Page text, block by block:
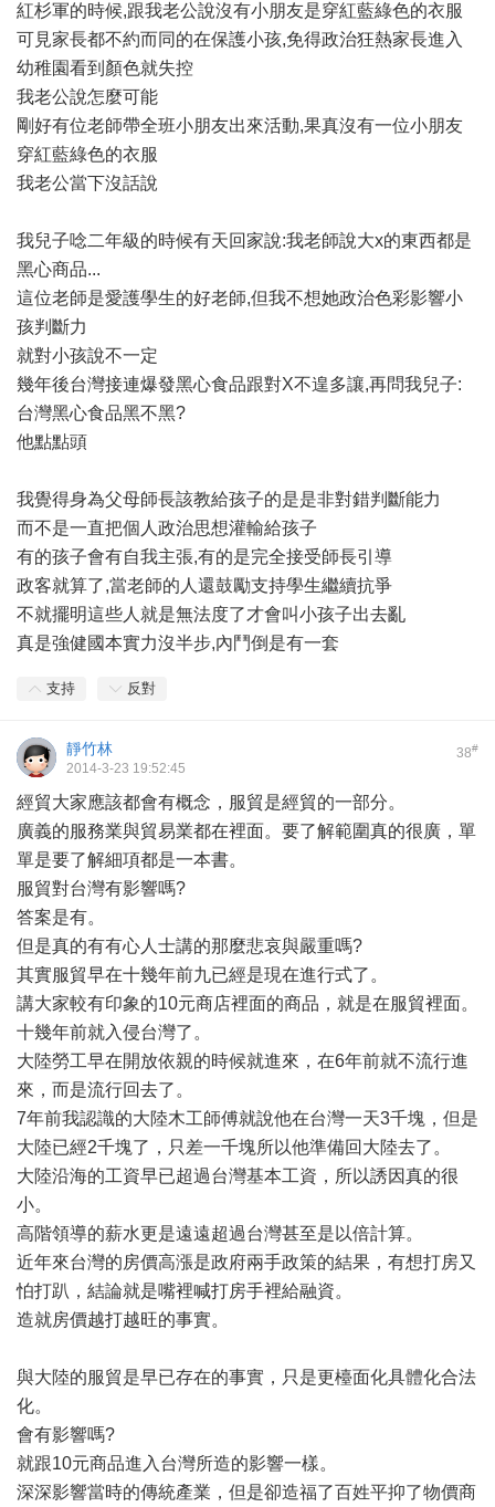
紅杉軍的時候,跟我老公說沒有小朋友是穿紅藍綠色的衣服
可見家長都不約而同的在保護小孩,免得政治狂熱家長進入
幼稚園看到顏色就失控
我老公說怎麼可能
剛好有位老師帶全班小朋友出來活動,果真沒有一位小朋友
穿紅藍綠色的衣服
我老公當下沒話說
我兒子唸二年級的時候有天回家說:我老師說大x的東西都是
黑心商品...
這位老師是愛護學生的好老師,但我不想她政治色彩影響小
孩判斷力
就對小孩說不一定
幾年後台灣接連爆發黑心食品跟對X不遑多讓,再問我兒子:
台灣黑心食品黑不黑?
他點點頭
我覺得身為父母師長該教給孩子的是是非對錯判斷能力
而不是一直把個人政治思想灌輸給孩子
有的孩子會有自我主張,有的是完全接受師長引導
政客就算了,當老師的人還鼓勵支持學生繼續抗爭
不就擺明這些人就是無法度了才會叫小孩子出去亂
真是強健國本實力沒半步,內鬥倒是有一套
支持 反對
38#
靜竹林
2014-3-23 19:52:45
經貿大家應該都會有概念，服貿是經貿的一部分。
廣義的服務業與貿易業都在裡面。要了解範圍真的很廣，單
單是要了解細項都是一本書。
服貿對台灣有影響嗎?
答案是有。
但是真的有有心人士講的那麼悲哀與嚴重嗎?
其實服貿早在十幾年前九已經是現在進行式了。
講大家較有印象的10元商店裡面的商品，就是在服貿裡面。
十幾年前就入侵台灣了。
大陸勞工早在開放依親的時候就進來，在6年前就不流行進
來，而是流行回去了。
7年前我認識的大陸木工師傅就說他在台灣一天3千塊，但是
大陸已經2千塊了，只差一千塊所以他準備回大陸去了。
大陸沿海的工資早已超過台灣基本工資，所以誘因真的很
小。
高階領導的薪水更是遠遠超過台灣甚至是以倍計算。
近年來台灣的房價高漲是政府兩手政策的結果，有想打房又
怕打趴，結論就是嘴裡喊打房手裡給融資。
造就房價越打越旺的事實。
與大陸的服貿是早已存在的事實，只是更檯面化具體化合法
化。
會有影響嗎?
就跟10元商品進入台灣所造的影響一樣。
深深影響當時的傳統產業，但是卻造福了百姓平抑了物價商